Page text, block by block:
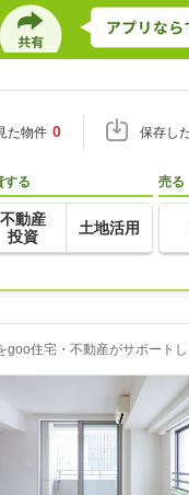
た物件 0 保存し
する
不動産
投資
土地活用
売る
住宅・不動産がサポートし